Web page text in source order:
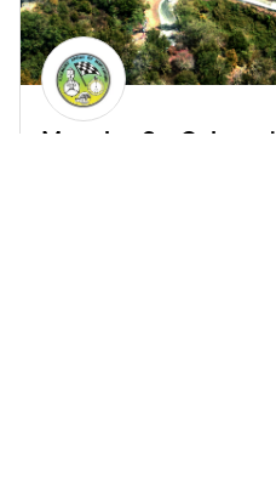
Manche 6 - Calmont